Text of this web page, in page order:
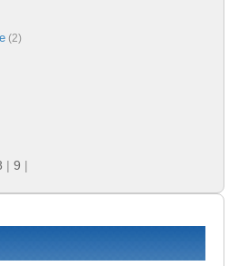
(2)
| 9 |